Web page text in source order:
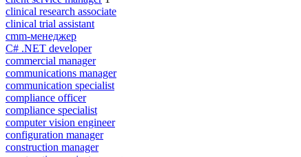
clinical research associate
clinical trial assistant
cmm-менеджер
C# .NET developer
commercial manager
communications manager
communication specialist
compliance officer
compliance specialist
computer vision engineer
configuration manager
construction manager